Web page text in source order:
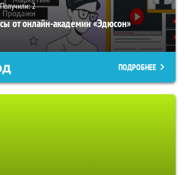
Получили:2
от онлайн-академии «Эдюсон»
ПОДРОБНЕЕ